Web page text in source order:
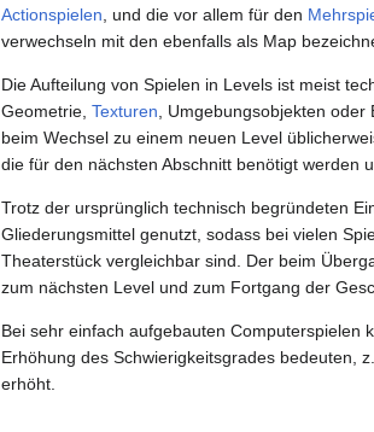
Actionspielen , und die vor allem für den
verwechseln mit den ebenfalls als Map
Die Aufteilung von Spielen in Levels ist meist
Geometrie, Texturen , Umgebungsobjekten
beim Wechsel zu einem neuen Level
die für den nächsten Abschnitt benötigt werden
Trotz der ursprünglich technisch begründeten
Gliederungsmittel genutzt, sodass bei vielen
Theaterstück vergleichbar sind. Der beim
zum nächsten Level und zum Fortgang der
Bei sehr einfach aufgebauten Computerspielen
Erhöhung des Schwierigkeitsgrades bedeuten,
erhöht.